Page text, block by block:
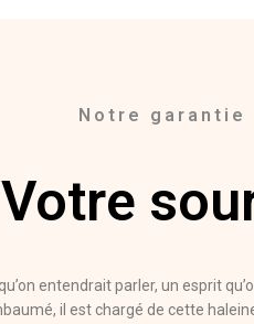
Notre garantie
Votre
entendrait parler, un esprit
il est chargé de cette